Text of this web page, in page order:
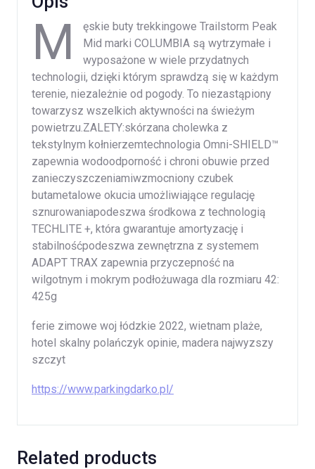
M
ęskie buty trekkingowe Trailstorm Peak
Mid marki COLUMBIA są wytrzymałe i
wyposażone w wiele przydatnych
technologii, dzięki którym sprawdzą się w każdym
terenie, niezależnie od pogody. To niezastąpiony
towarzysz wszelkich aktywności na świeżym
powietrzu.ZALETY:skórzana cholewka z
tekstylnym kołnierzemtechnologia Omni-SHIELD™
zapewnia wodoodporność i chroni obuwie przed
zanieczyszczeniamiwzmocniony czubek
butametalowe okucia umożliwiające regulację
sznurowaniapodeszwa środkowa z technologią
TECHLITE +, która gwarantuje amortyzację i
stabilnośćpodeszwa zewnętrzna z systemem
ADAPT TRAX zapewnia przyczepność na
wilgotnym i mokrym podłożuwaga dla rozmiaru 42:
425g
ferie zimowe woj łódzkie 2022, wietnam plaże,
hotel skalny polańczyk opinie, madera najwyzszy
szczyt
https://www.parkingdarko.pl/
Related products